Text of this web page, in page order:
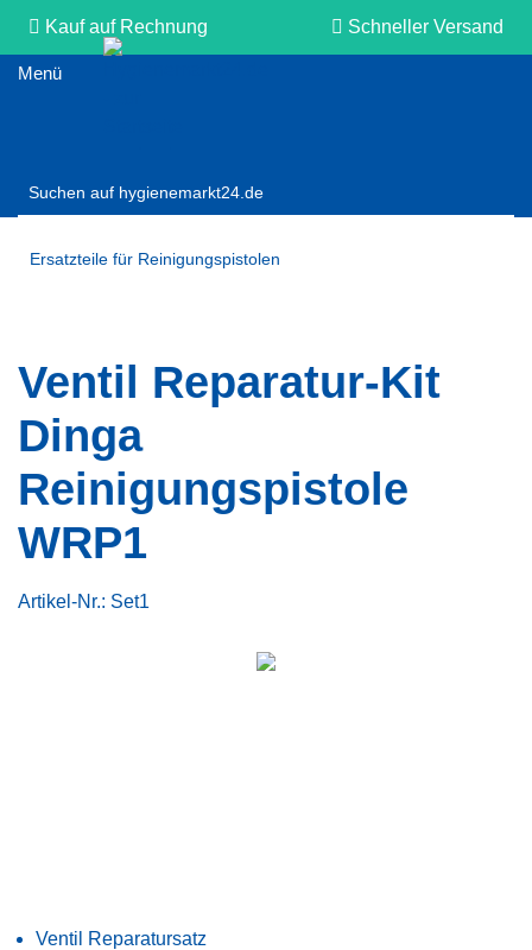
Kauf auf Rechnung Schneller Versand
Ersatzteile für Reinigungspistolen
Ventil Reparatur-Kit
Dinga
Reinigungspistole
WRP1
Artikel-Nr.: Set1
Ventil Reparatursatz